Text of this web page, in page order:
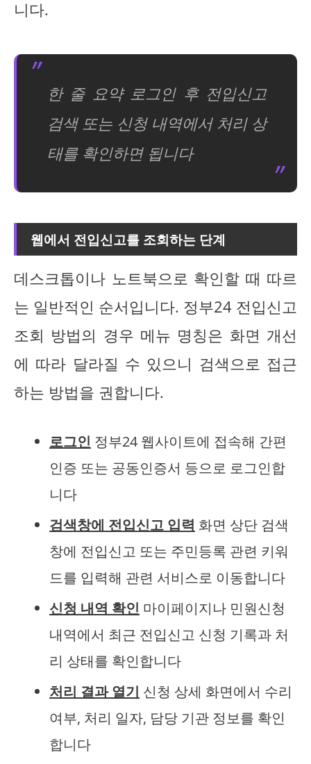
니다.
한 줄 요약 로그인 후 전입신고
검색 또는 신청 내역에서 처리 상
태를 확인하면 됩니다
웹에서 전입신고를 조회하는 단계
데스크톱이나 노트북으로 확인할 때 따르
는 일반적인 순서입니다. 정부24 전입신고
조회 방법의 경우 메뉴 명칭은 화면 개선
에 따라 달라질 수 있으니 검색으로 접근
하는 방법을 권합니다.
로그인 정부24 웹사이트에 접속해 간편
인증 또는 공동인증서 등으로 로그인합
니다
검색창에 전입신고 입력 화면 상단 검색
창에 전입신고 또는 주민등록 관련 키워
드를 입력해 관련 서비스로 이동합니다
신청 내역 확인 마이페이지나 민원신청
내역에서 최근 전입신고 신청 기록과 처
리 상태를 확인합니다
처리 결과 열기 신청 상세 화면에서 수리
여부, 처리 일자, 담당 기관 정보를 확인
합니다